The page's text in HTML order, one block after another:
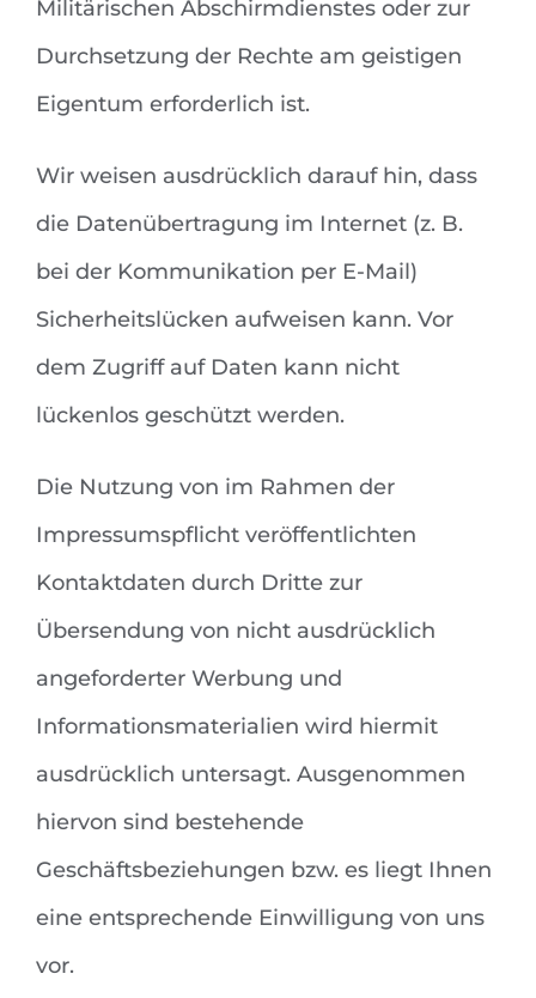
Militärischen Abschirmdienstes oder zur
Durchsetzung der Rechte am geistigen
Eigentum erforderlich ist.
Wir weisen ausdrücklich darauf hin, dass
die Datenübertragung im Internet (z. B.
bei der Kommunikation per E-Mail)
Sicherheitslücken aufweisen kann. Vor
dem Zugriff auf Daten kann nicht
lückenlos geschützt werden.
Die Nutzung von im Rahmen der
Impressumspflicht veröffentlichten
Kontaktdaten durch Dritte zur
Übersendung von nicht ausdrücklich
angeforderter Werbung und
Informationsmaterialien wird hiermit
ausdrücklich untersagt. Ausgenommen
hiervon sind bestehende
Geschäftsbeziehungen bzw. es liegt Ihnen
eine entsprechende Einwilligung von uns
vor.